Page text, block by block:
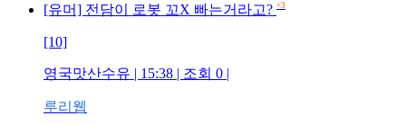
[유머] 전담이 로봇 꼬X 빠는거라고? +3
[10]
영국맛산수유 | 15:38 | 조회 0 |
루리웹